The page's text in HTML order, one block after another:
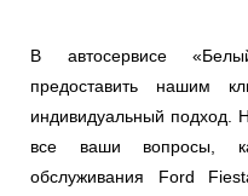
В автосервисе
предоставить нашим
индивидуальный подход.
все ваши вопросы,
обслуживания Ford